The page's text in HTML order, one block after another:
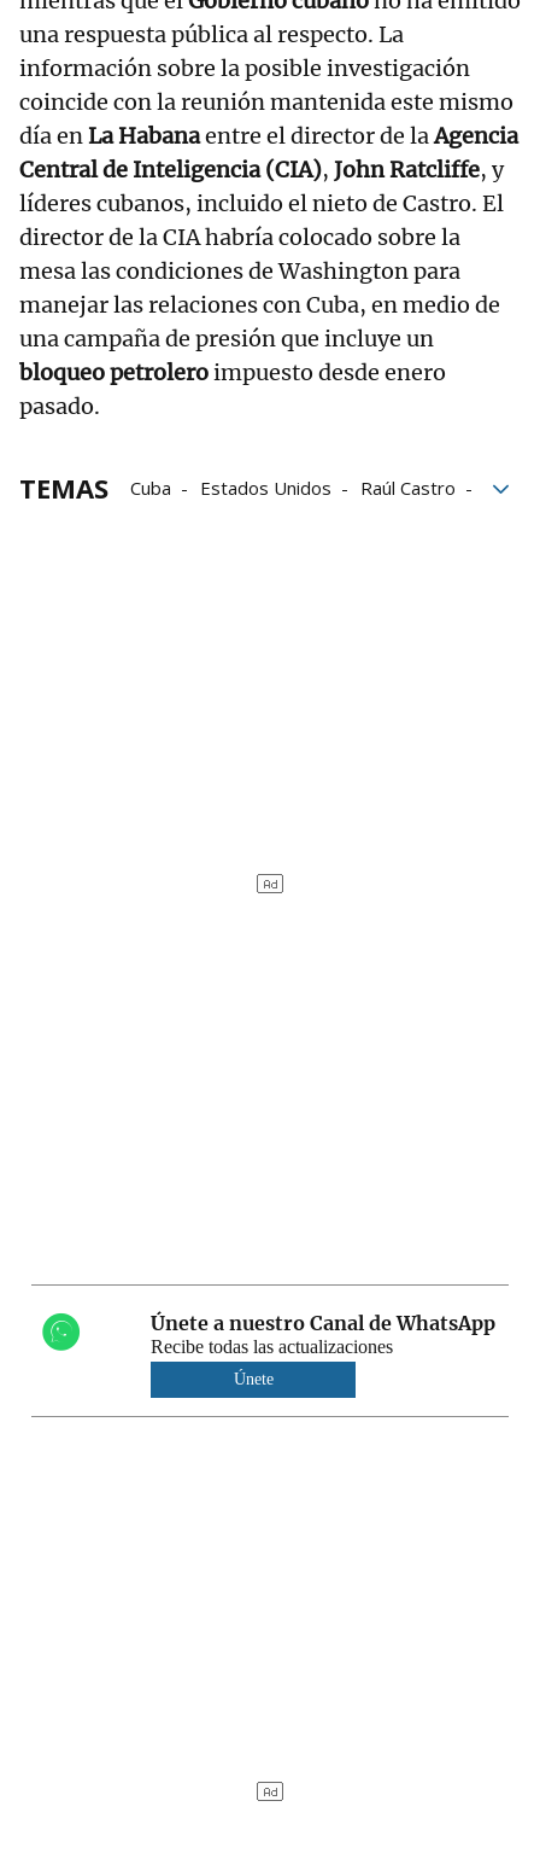
una respuesta pública al respecto. La
información sobre la posible investigación
coincide con la reunión mantenida este mismo
día enLa Habanaentre el director de laAgencia
Central de Inteligencia (CIA), John Ratcliffe, y
líderes cubanos, incluido el nieto de Castro. El
director de la CIA habría colocado sobre la
mesa las condiciones de Washington para
manejar las relaciones con Cuba, en medio de
una campaña de presión que incluye un
bloqueo petroleroimpuesto desde enero
pasado.
TEMAS Cuba Estados Unidos
Raúl Castro
Únete a nuestro Canal de WhatsApp
Recibe todas las actualizaciones
Únete